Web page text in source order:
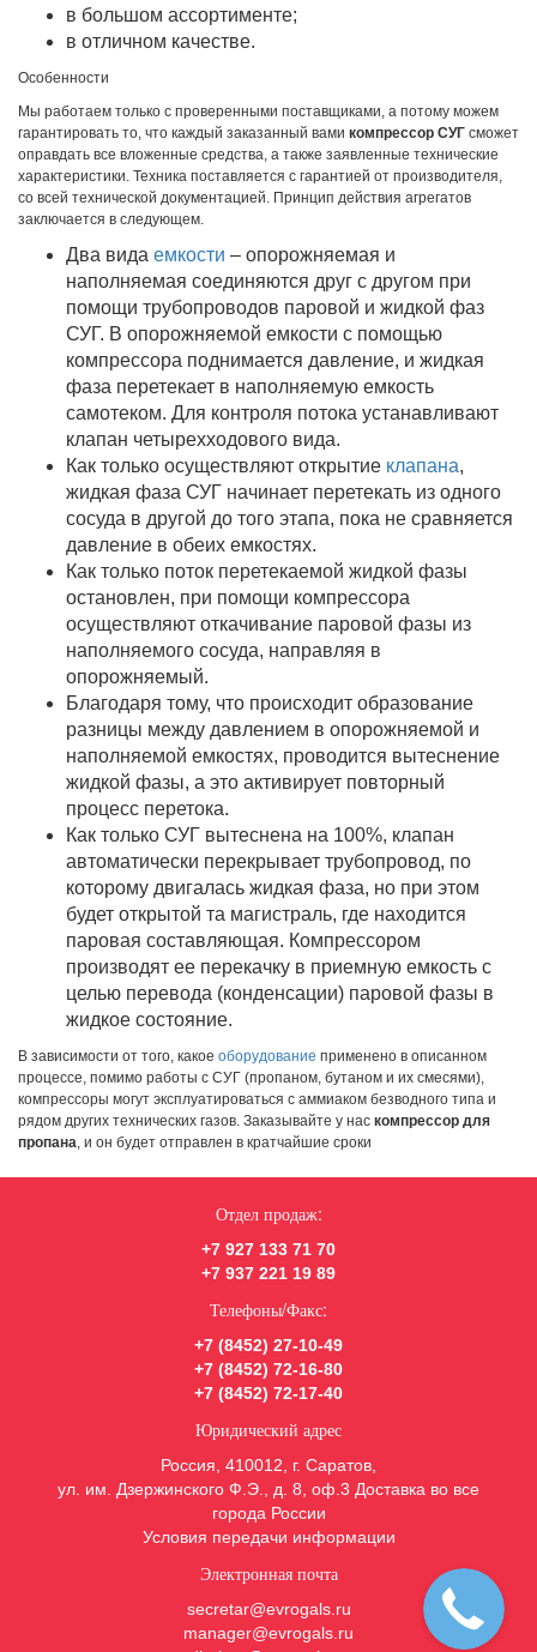
в большом ассортименте;
в отличном качестве.
Особенности
Мы работаем только с проверенными поставщиками, а потому можем
гарантировать то, что каждый заказанный вами компрессор СУГ сможет
оправдать все вложенные средства, а также заявленные технические
характеристики. Техника поставляется с гарантией от производителя,
со всей технической документацией. Принцип действия агрегатов
заключается в следующем.
Два вида емкости – опорожняемая и
наполняемая соединяются друг с другом при
помощи трубопроводов паровой и жидкой фаз
СУГ. В опорожняемой емкости с помощью
компрессора поднимается давление, и жидкая
фаза перетекает в наполняемую емкость
самотеком. Для контроля потока устанавливают
клапан четырехходового вида.
Как только осуществляют открытие клапана,
жидкая фаза СУГ начинает перетекать из одного
сосуда в другой до того этапа, пока не сравняется
давление в обеих емкостях.
Как только поток перетекаемой жидкой фазы
остановлен, при помощи компрессора
осуществляют откачивание паровой фазы из
наполняемого сосуда, направляя в
опорожняемый.
Благодаря тому, что происходит образование
разницы между давлением в опорожняемой и
наполняемой емкостях, проводится вытеснение
жидкой фазы, а это активирует повторный
процесс перетока.
Как только СУГ вытеснена на 100%, клапан
автоматически перекрывает трубопровод, по
которому двигалась жидкая фаза, но при этом
будет открытой та магистраль, где находится
паровая составляющая. Компрессором
производят ее перекачку в приемную емкость с
целью перевода (конденсации) паровой фазы в
жидкое состояние.
В зависимости от того, какое оборудование применено в описанном
процессе, помимо работы с СУГ (пропаном, бутаном и их смесями),
компрессоры могут эксплуатироваться с аммиаком безводного типа и
рядом других технических газов. Заказывайте у нас компрессор для
пропана, и он будет отправлен в кратчайшие сроки
Отдел продаж:
+7 927 133 71 70
+7 937 221 19 89
Телефоны/Факс:
+7 (8452) 27-10-49
+7 (8452) 72-16-80
+7 (8452) 72-17-40
Юридический адрес
Россия, 410012, г. Саратов,
ул. им. Дзержинского Ф.Э., д. 8, оф.3 Доставка во все
города России
Условия передачи информации
Электронная почта
secretar@evrogals.ru
manager@evrogals.ru